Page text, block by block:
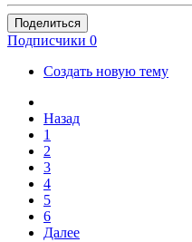
Поделиться
Подписчики 0
Создать новую тему
Назад
1
2
3
4
5
6
Далее